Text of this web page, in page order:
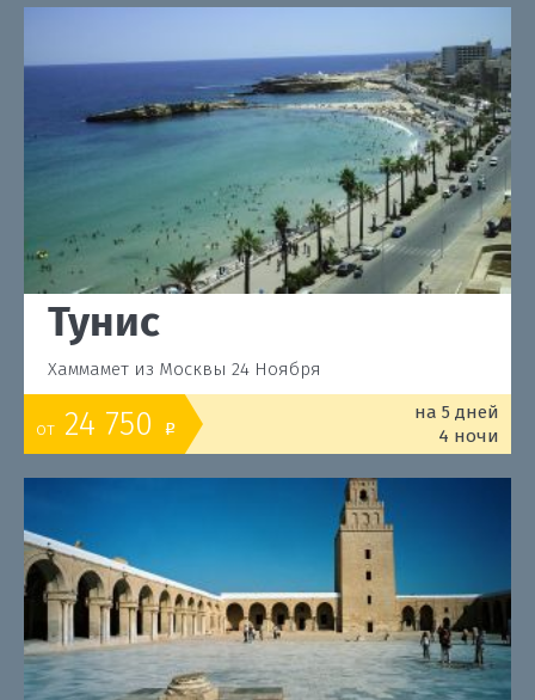
Тунис
Хаммамет из Москвы 24 Ноября
от 24 750 o
на 5 дней
4 ночи